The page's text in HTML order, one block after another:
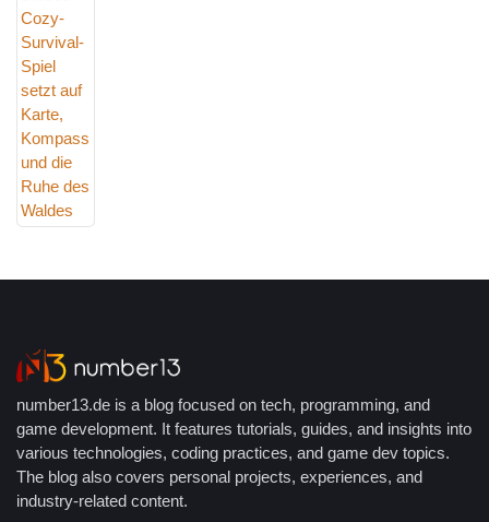
number13.de is a blog focused on tech, programming, and
game development. It features tutorials, guides, and insights into
various technologies, coding practices, and game dev topics.
The blog also covers personal projects, experiences, and
industry-related content.